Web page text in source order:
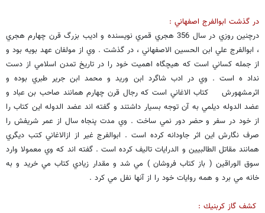
در گذشت ابوالفرج اصفهاني :
درچنين روزي در سال 356 هجري قمري نويسنده و اديب بزرگ قرن چهارم هجري
، ابوالفرج علي ابن الحسين الاصفهاني ، در گذشت . وي از مولفان عهد بويه بود و
از جمله كساني است كه هيچگاه اهميت خود را در تاريخ تمدن اسلامي از دست
نداد ه است . وي در ادب شاگرد ابن وريد و محمد ابن جرير طبري بوده و
اثرمشهورش كتاب الاغاني است كه رجال قرن چهارم همانند صاحب بن عباد و
عضد الدوله ديلمي به آن توجه بسيار داشتند و گفته اند عضد الدوله اين كتاب را
از خود در سفر و حضر دور نمي ساخت . وي مدت پنجاه سال از عمر شريفش را
صرف نگارش اين اثر جاودانه كرده است . ابوالفرج غير از ازالاغاني كتب ديگري
همانند مقاتل الطالبيين و الدرايات تاليف كرده است . گفته اند كه وي معمولا وارد
سوق الوراقين ( باز كتاب فروشان ) مي شد و مقدار زيادي كتاب مي خريد و به
خانه مي برد و همه روايات خود را از آنها نفل مي كرد .
كشف گاز كربنيك :